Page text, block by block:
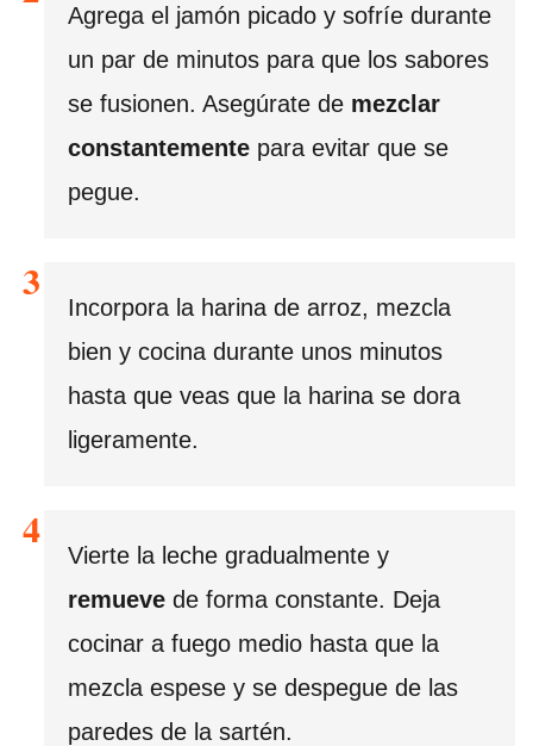
Agrega el jamón picado y sofríe durante
un par de minutos para que los sabores
se fusionen. Asegúrate de mezclar
constantemente para evitar que se
pegue.
Incorpora la harina de arroz, mezcla
bien y cocina durante unos minutos
hasta que veas que la harina se dora
ligeramente.
Vierte la leche gradualmente y
remueve de forma constante. Deja
cocinar a fuego medio hasta que la
mezcla espese y se despegue de las
paredes de la sartén.